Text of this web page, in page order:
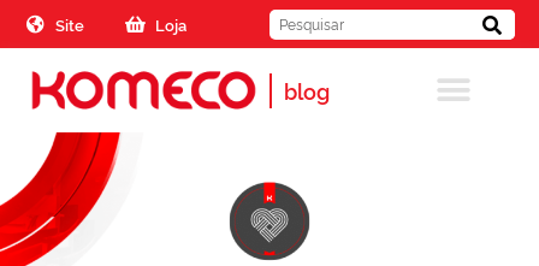
Skip to the content
Site Loja
blog